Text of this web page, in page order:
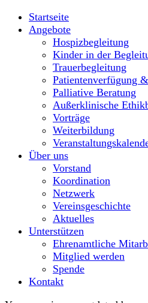
Startseite
Angebote
Hospizbegleitung
Kinder in der
Trauerbegleitung
Patientenverfügung
Palliative Beratung
Außerklinische
Vorträge
Weiterbildung
Über uns
Vorstand
Koordination
Netzwerk
Vereinsgeschichte
Aktuelles
Unterstützen
Ehrenamtliche
Mitglied werden
Spende
Kontakt